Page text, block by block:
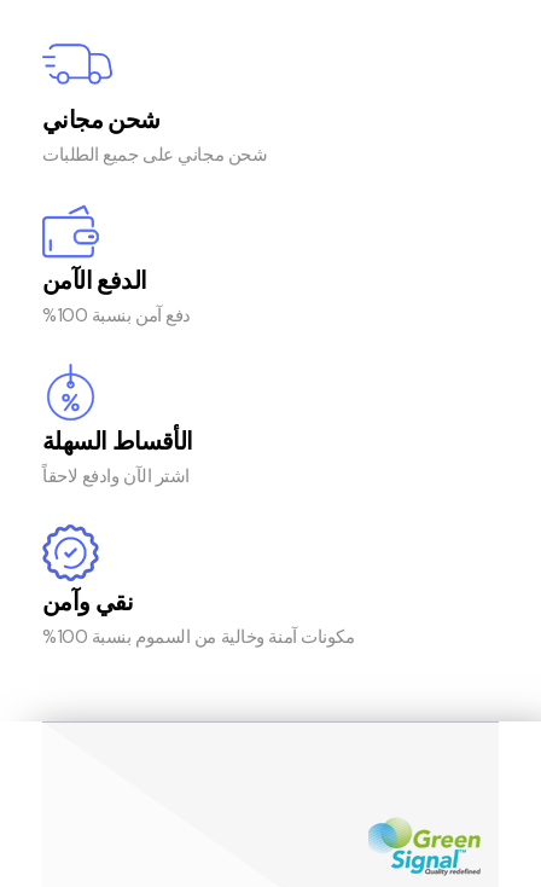
شحن مجاني
شحن مجاني على جميع الطلبات
الدفع الآمن
دفع آمن بنسبة 100%
الأقساط السهلة
اشتر الآن وادفع لاحقاً
نقي وآمن
مكونات آمنة وخالية من السموم بنسبة 100%